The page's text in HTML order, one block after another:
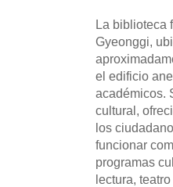
La biblioteca
Gyeonggi,
el edificio
académicos.
cultural,
los
funcionar
programas
lectura,